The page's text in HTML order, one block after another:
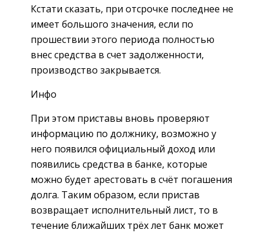
Кстати сказать, при отсрочке последнее не
имеет большого значения, если по
прошествии этого периода полностью
внес средства в счет задолженности,
производство закрывается.
Инфо
При этом приставы вновь проверяют
информацию по должнику, возможно у
него появился официальный доход или
появились средства в банке, которые
можно будет арестовать в счёт погашения
долга. Таким образом, если пристав
возвращает исполнительный лист, то в
течение ближайших трёх лет банк может